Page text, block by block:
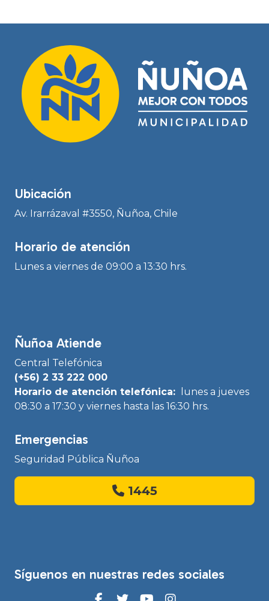
Ubicación
Av. Irarrázaval #3550, Ñuñoa, Chile
Horario de atención
Lunes a viernes de 09:00 a 13:30 hrs.
Ñuñoa Atiende
Central Telefónica
(+56) 2 33 222 000
Horario de atención telefónica:
lunes a jueves
08:30 a 17:30 y viernes hasta las 16:30 hrs.
Emergencias
Seguridad Pública Ñuñoa
1445
Síguenos en nuestras redes sociales